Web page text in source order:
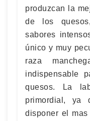
produzcan la
de los
sabores
único y muy
raza
indispensable
quesos. La
primordial, ya
disponer el